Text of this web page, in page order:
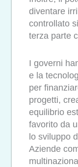
diventare
controllato
terza parte
I governi
e la
per
progetti,
equilibrio
favorito da
lo sviluppo
Aziende